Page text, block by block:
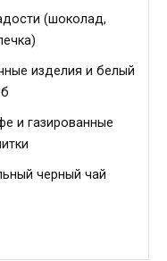
(шоколад,
изделия и белый
и газированные
черный чай